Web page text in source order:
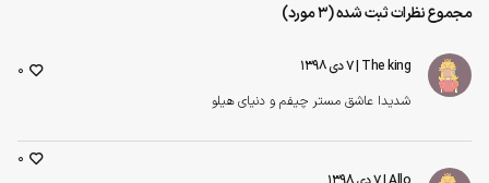
مجموع نظرات ثبت شده (3 مورد)
The king | ۷ دی ۱۳۹۸
شدیدا عاشق مستر چیفم و دنیای هیلو
0
0